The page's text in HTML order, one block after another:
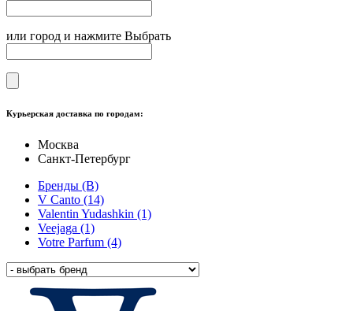
или город и нажмите Выбрать
Курьерская доставка по городам:
Москва
Санкт-Петербург
Бренды (В)
V Canto (14)
Valentin Yudashkin (1)
Veejaga (1)
Votre Parfum (4)